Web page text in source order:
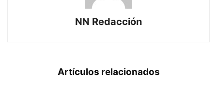
NN Redacción
Artículos relacionados